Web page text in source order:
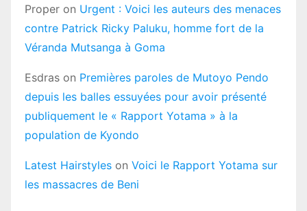
Proper on Urgent : Voici les auteurs des menaces
contre Patrick Ricky Paluku, homme fort de la
Véranda Mutsanga à Goma
Esdras on Premières paroles de Mutoyo Pendo
depuis les balles essuyées pour avoir présenté
publiquement le « Rapport Yotama » à la
population de Kyondo
Latest Hairstyles on Voici le Rapport Yotama sur
les massacres de Beni